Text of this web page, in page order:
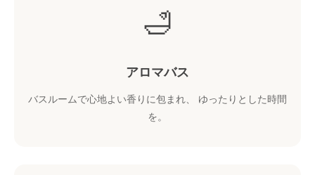
🛁
アロマバス
バスルームで心地よい香りに包まれ、 ゆったりとした時間
を。